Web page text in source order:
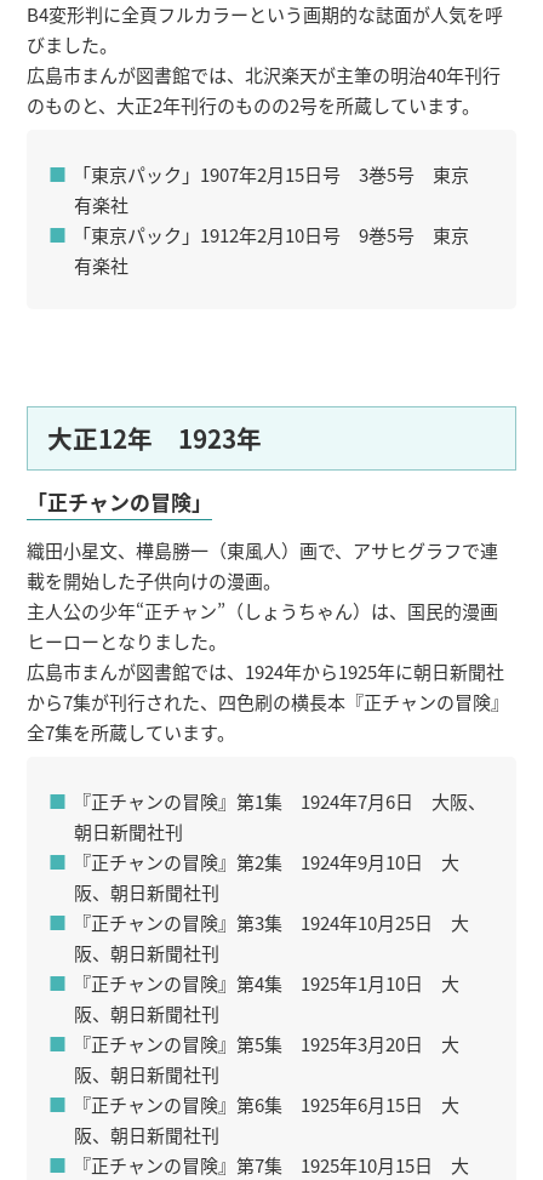
B4変形判に全頁フルカラーという画期的な誌面が人気を呼
びました。
広島市まんが図書館では、北沢楽天が主筆の明治40年刊行
のものと、大正2年刊行のものの2号を所蔵しています。
「東京パック」1907年2月15日号 3巻5号 東京
有楽社
「東京パック」1912年2月10日号 9巻5号 東京
有楽社
大正12年 1923年
「正チャンの冒険」
織田小星文、樺島勝一（東風人）画で、アサヒグラフで連
載を開始した子供向けの漫画。
主人公の少年“正チャン”（しょうちゃん）は、国民的漫画
ヒーローとなりました。
広島市まんが図書館では、1924年から1925年に朝日新聞社
から7集が刊行された、四色刷の横長本『正チャンの冒険』
全7集を所蔵しています。
『正チャンの冒険』第1集 1924年7月6日 大阪、
朝日新聞社刊
『正チャンの冒険』第2集 1924年9月10日 大
阪、朝日新聞社刊
『正チャンの冒険』第3集 1924年10月25日 大
阪、朝日新聞社刊
『正チャンの冒険』第4集 1925年1月10日 大
阪、朝日新聞社刊
『正チャンの冒険』第5集 1925年3月20日 大
阪、朝日新聞社刊
『正チャンの冒険』第6集 1925年6月15日 大
阪、朝日新聞社刊
『正チャンの冒険』第7集 1925年10月15日 大